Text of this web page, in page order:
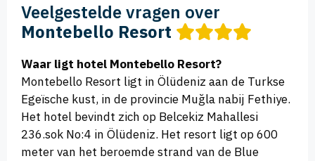
Veelgestelde vragen over
Montebello Resort
Waar ligt hotel Montebello Resort?
Montebello Resort ligt in Ölüdeniz aan de Turkse
Egeïsche kust, in de provincie Muğla nabij Fethiye.
Het hotel bevindt zich op Belcekiz Mahallesi
236.sok No:4 in Ölüdeniz. Het resort ligt op 600
meter van het beroemde strand van de Blue